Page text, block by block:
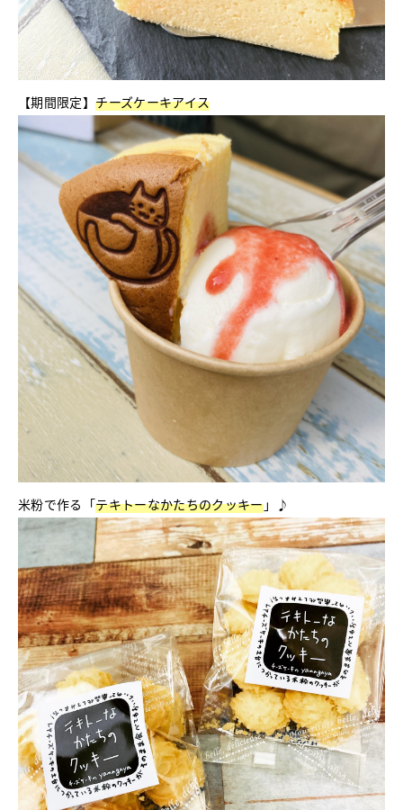
【期間限定】チーズケーキアイス
米粉で作る「テキトーなかたちのクッキー」♪